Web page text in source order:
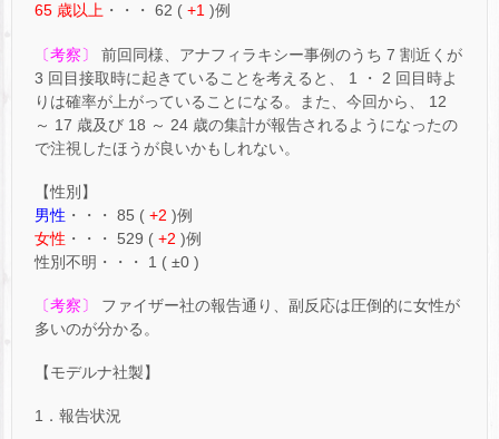
65 歳以上 ・・・ 62 ( +1 )例
〔考察〕
前回同様、アナフィラキシー事例のうち 7 割近くが
3 回目接取時に起きていることを考えると、 1 ・ 2 回目時よ
りは確率が上がっていることになる。また、今回から、 12
～ 17 歳及び 18 ～ 24 歳の集計が報告されるようになったの
で注視したほうが良いかもしれない。
【性別】
男性 ・・・ 85 ( +2 )例
女性 ・・・ 529 ( +2 )例
性別不明・・・ 1 ( ±0 )
〔考察〕 ファイザー社の報告通り、副反応は圧倒的に女性が
多いのが分かる。
【モデルナ社製】
1．報告状況